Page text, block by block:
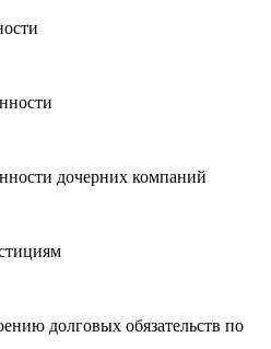
действиях
дочерних компаний